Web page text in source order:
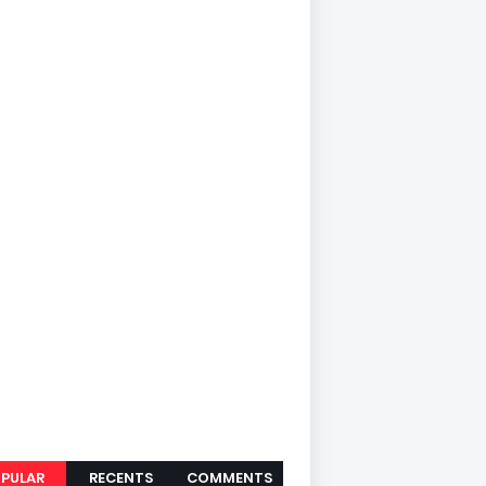
RECENTS COMMENTS